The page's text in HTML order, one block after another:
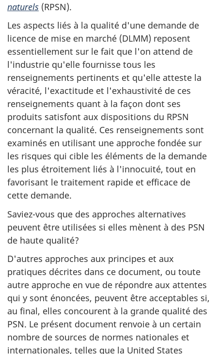
naturels (RPSN).
Les aspects liés à la qualité d'une demande de
licence de mise en marché (DLMM) reposent
essentiellement sur le fait que l'on attend de
l'industrie qu'elle fournisse tous les
renseignements pertinents et qu'elle atteste la
véracité, l'exactitude et l'exhaustivité de ces
renseignements quant à la façon dont ses
produits satisfont aux dispositions du RPSN
concernant la qualité. Ces renseignements sont
examinés en utilisant une approche fondée sur
les risques qui cible les éléments de la demande
les plus étroitement liés à l'innocuité, tout en
favorisant le traitement rapide et efficace de
cette demande.
Saviez-vous que des approches alternatives
peuvent être utilisées si elles mènent à des PSN
de haute qualité?
D'autres approches aux principes et aux
pratiques décrites dans ce document, ou toute
autre approche en vue de répondre aux attentes
qui y sont énoncées, peuvent être acceptables si,
au final, elles concourent à la grande qualité des
PSN. Le présent document renvoie à un certain
nombre de sources de normes nationales et
internationales, telles que la United States